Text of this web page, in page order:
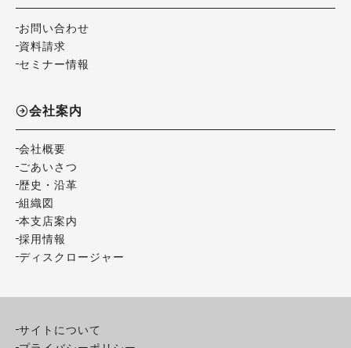
お問い合わせ
資料請求
セミナー情報
会社案内
会社概要
ごあいさつ
歴史・沿革
組織図
本支店案内
採用情報
ディスクロージャー
サイトについて